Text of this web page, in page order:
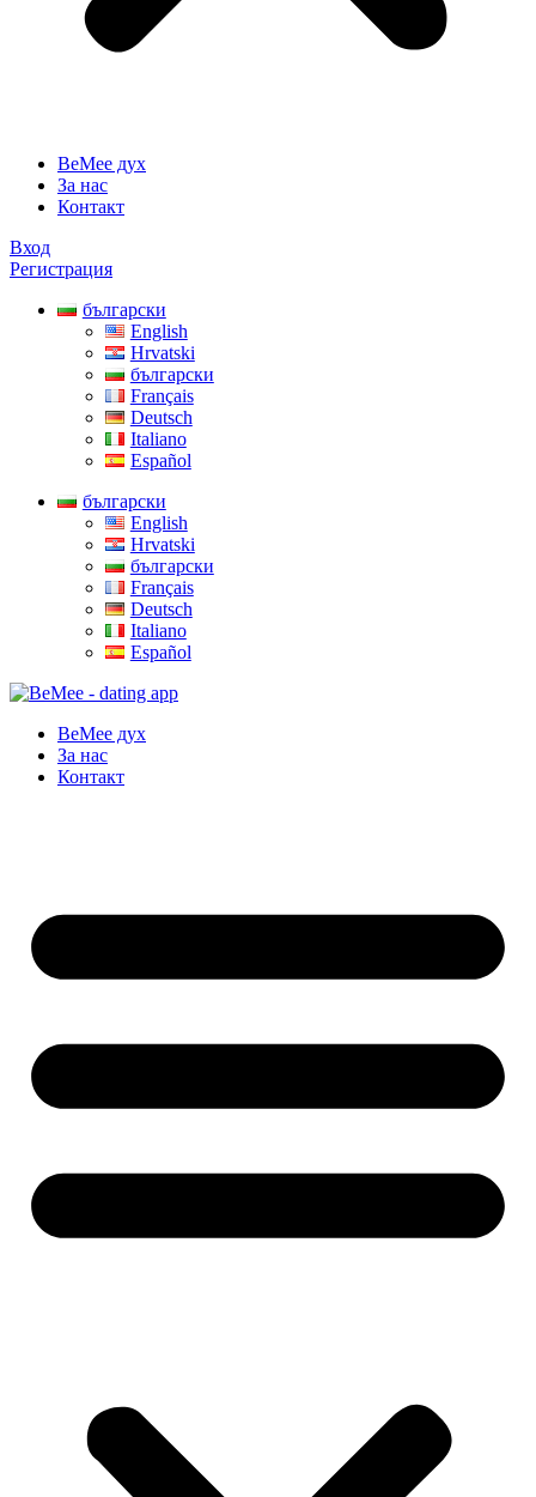
BeMee дух
За нас
Контакт
Вход
Регистрация
български
English
Hrvatski
български
Français
Deutsch
Italiano
Español
български
English
Hrvatski
български
Français
Deutsch
Italiano
Español
BeMee дух
За нас
Контакт